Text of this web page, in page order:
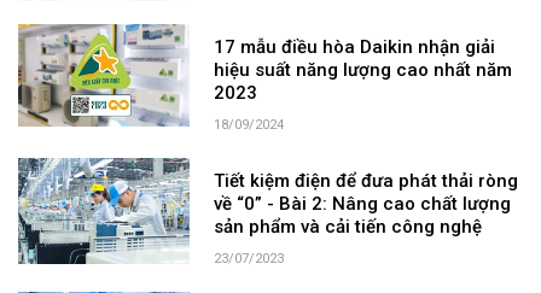
17 mẫu điều hòa Daikin nhận giải
hiệu suất năng lượng cao nhất năm
2023
18/09/2024
Tiết kiệm điện để đưa phát thải ròng
về “0” - Bài 2: Nâng cao chất lượng
sản phẩm và cải tiến công nghệ
23/07/2023